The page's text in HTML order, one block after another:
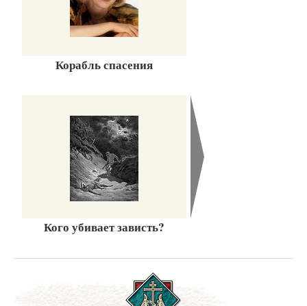
Корабль спасения
Кого убивает зависть?